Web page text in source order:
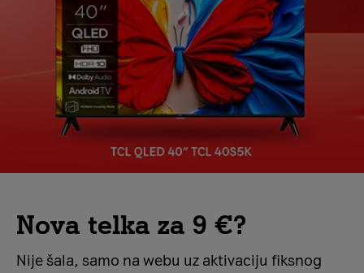
Nova telka za 9 €?
Nije šala, samo na webu uz aktivaciju fiksnog